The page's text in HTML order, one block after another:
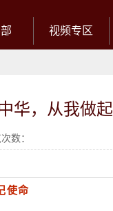
视频专区
华，从我做起
数：
使命